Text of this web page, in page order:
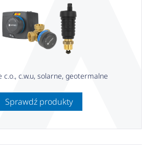
c.o., c.w.u, solarne, geotermalne
Sprawdź produkty